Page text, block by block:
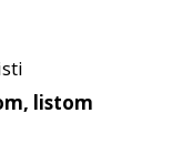
listom